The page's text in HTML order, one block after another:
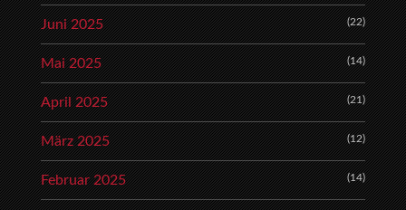
Juni 2025 (22)
Mai 2025 (14)
April 2025 (21)
März 2025 (12)
Februar 2025 (14)